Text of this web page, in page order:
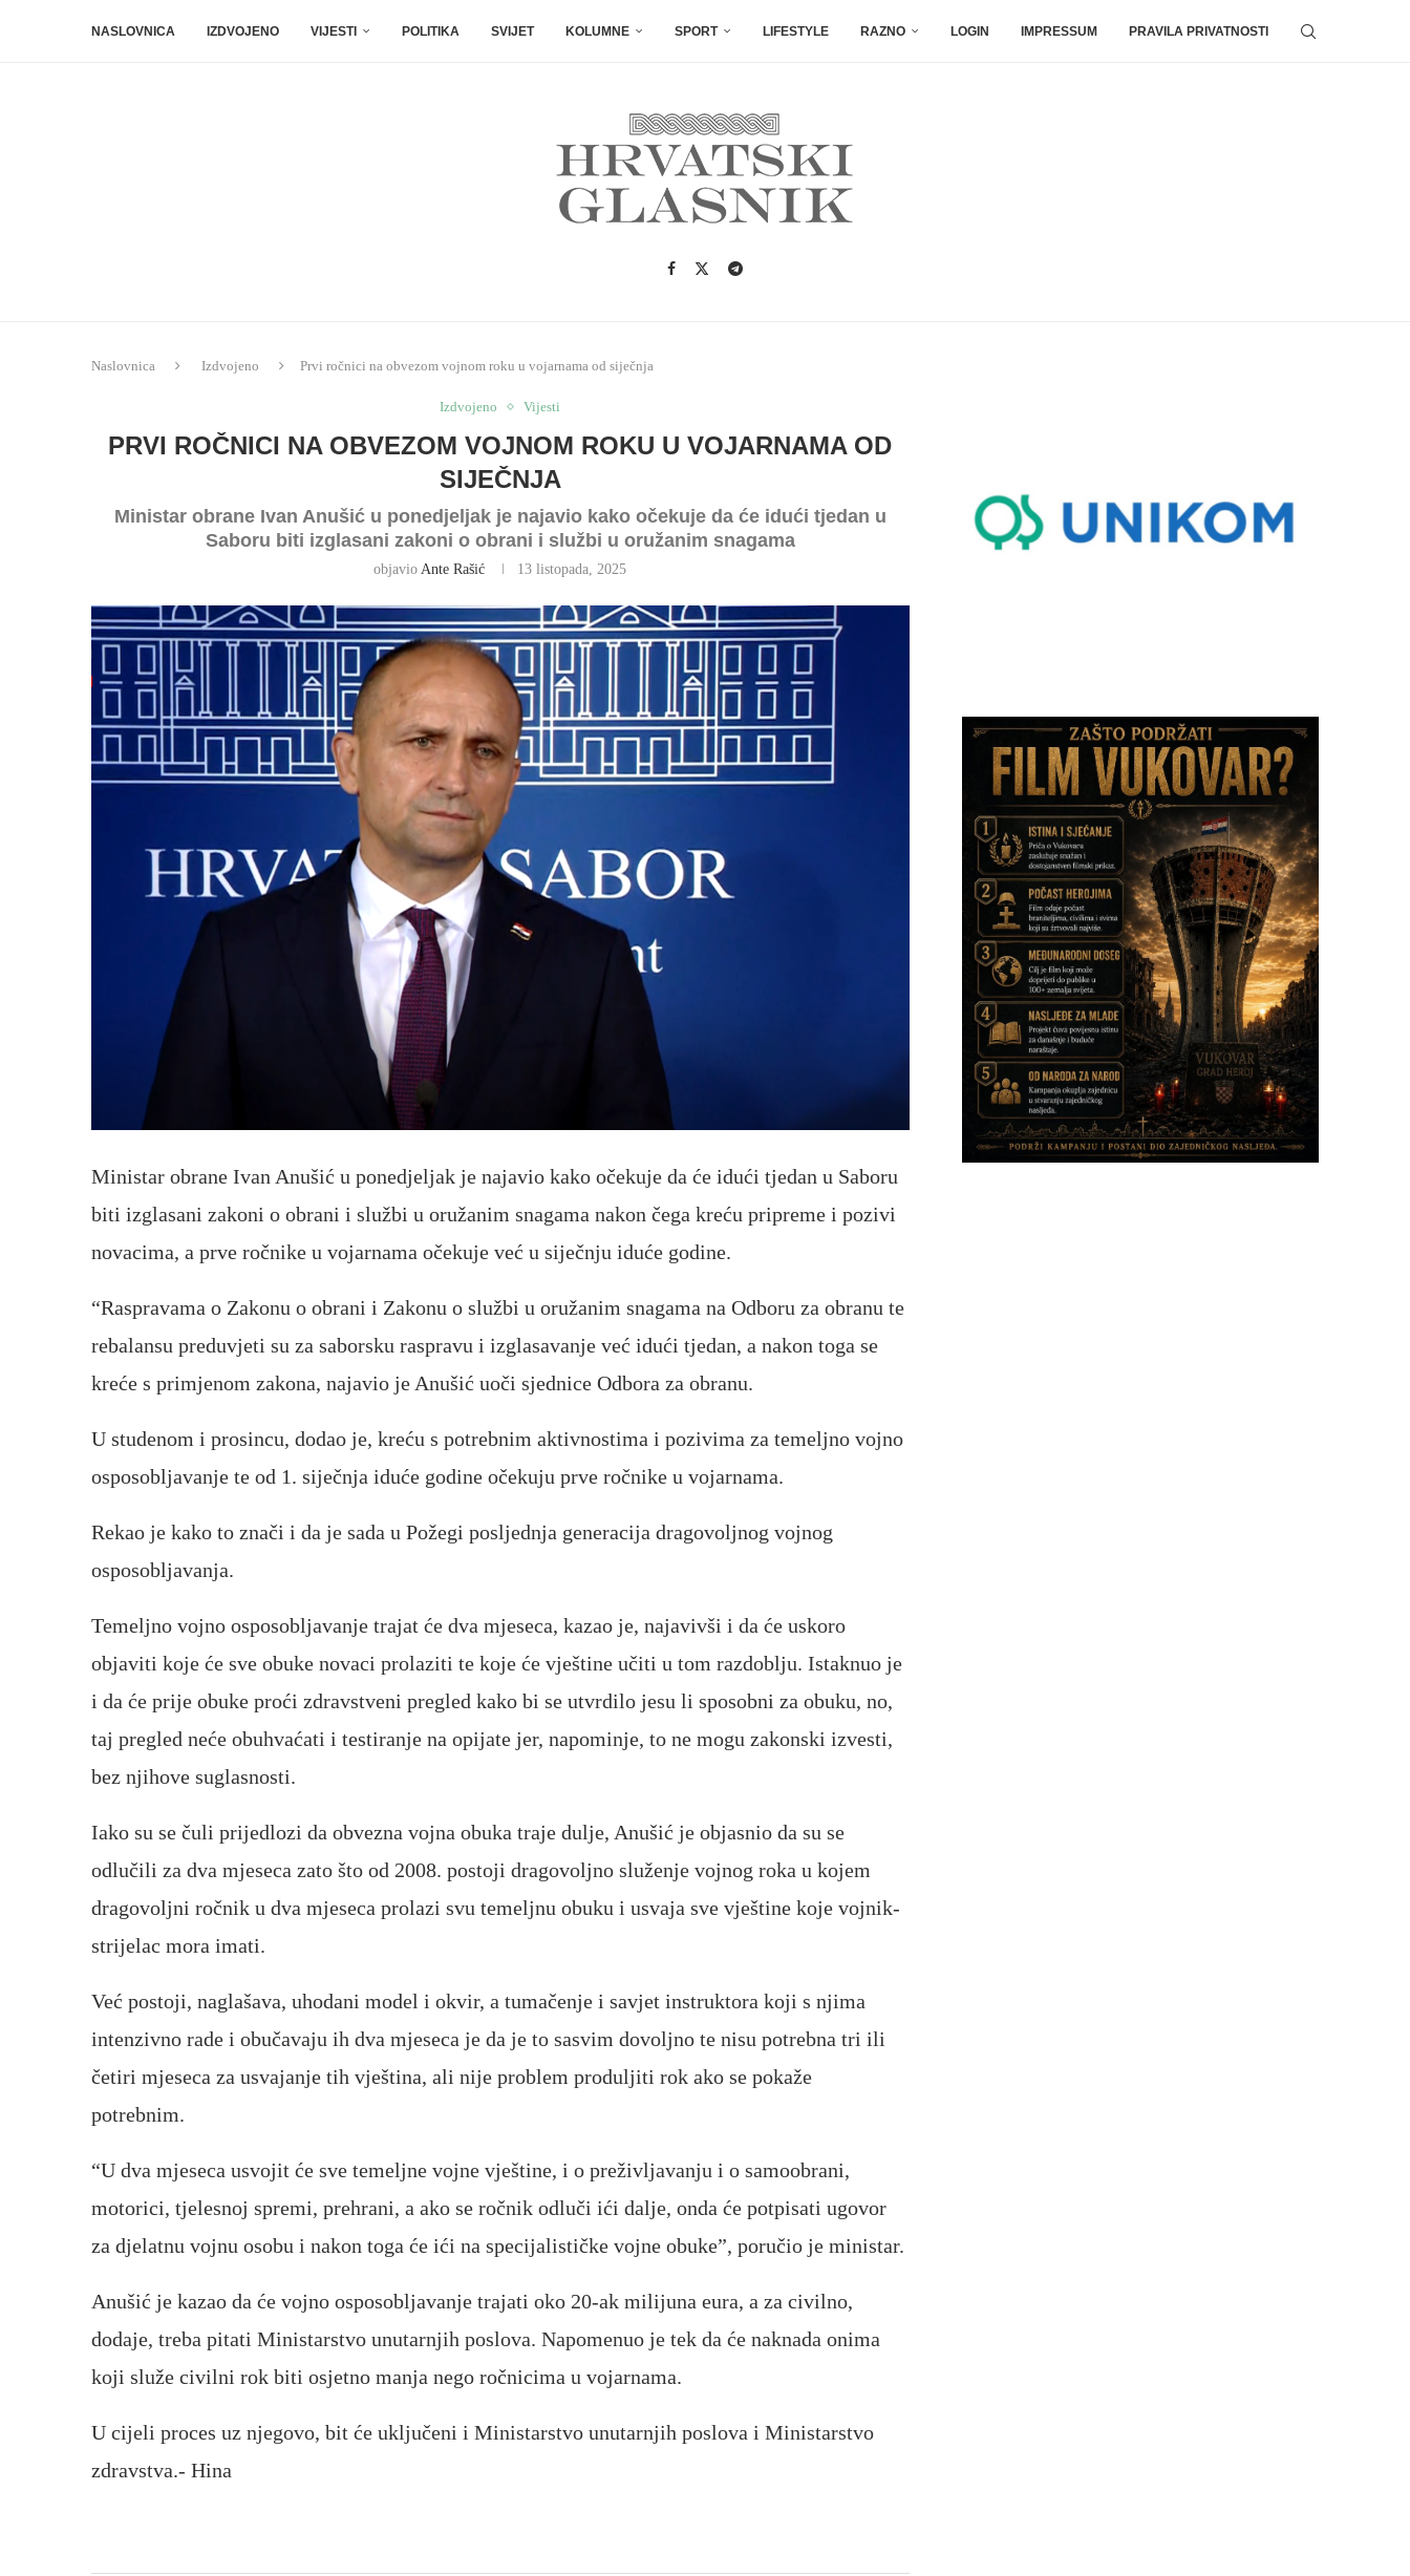
NASLOVNICA IZDVOJENO VIJESTI POLITIKA SVIJET KOLUMNE SPORT LIFESTYLE RAZNO LOGIN IMPRESSUM PRAVILA PRIVATNOSTI
Naslovnica Izdvojeno Prvi ročnici na obvezom vojnom roku u vojarnama od siječnja
Izdvojeno Vijesti
PRVI ROČNICI NA OBVEZOM VOJNOM ROKU U VOJARNAMA OD
SIJEČNJA
Ministar obrane Ivan Anušić u ponedjeljak je najavio kako očekuje da će idući tjedan u
Saboru biti izglasani zakoni o obrani i službi u oružanim snagama
objavioAnte Rašić 13 listopada, 2025
Ministar obrane Ivan Anušić u ponedjeljak je najavio kako očekuje da će idući tjedan u Saboru
biti izglasani zakoni o obrani i službi u oružanim snagama nakon čega kreću pripreme i pozivi
novacima, a prve ročnike u vojarnama očekuje već u siječnju iduće godine.
“Raspravama o Zakonu o obrani i Zakonu o službi u oružanim snagama na Odboru za obranu te
rebalansu preduvjeti su za saborsku raspravu i izglasavanje već idući tjedan, a nakon toga se
kreće s primjenom zakona, najavio je Anušić uoči sjednice Odbora za obranu.
U studenom i prosincu, dodao je, kreću s potrebnim aktivnostima i pozivima za temeljno vojno
osposobljavanje te od 1. siječnja iduće godine očekuju prve ročnike u vojarnama.
Rekao je kako to znači i da je sada u Požegi posljednja generacija dragovoljnog vojnog
osposobljavanja.
Temeljno vojno osposobljavanje trajat će dva mjeseca, kazao je, najavivši i da će uskoro
objaviti koje će sve obuke novaci prolaziti te koje će vještine učiti u tom razdoblju. Istaknuo je
i da će prije obuke proći zdravstveni pregled kako bi se utvrdilo jesu li sposobni za obuku, no,
taj pregled neće obuhvaćati i testiranje na opijate jer, napominje, to ne mogu zakonski izvesti,
bez njihove suglasnosti.
Iako su se čuli prijedlozi da obvezna vojna obuka traje dulje, Anušić je objasnio da su se
odlučili za dva mjeseca zato što od 2008. postoji dragovoljno služenje vojnog roka u kojem
dragovoljni ročnik u dva mjeseca prolazi svu temeljnu obuku i usvaja sve vještine koje vojnik-
strijelac mora imati.
Već postoji, naglašava, uhodani model i okvir, a tumačenje i savjet instruktora koji s njima
intenzivno rade i obučavaju ih dva mjeseca je da je to sasvim dovoljno te nisu potrebna tri ili
četiri mjeseca za usvajanje tih vještina, ali nije problem produljiti rok ako se pokaže
potrebnim.
“U dva mjeseca usvojit će sve temeljne vojne vještine, i o preživljavanju i o samoobrani,
motorici, tjelesnoj spremi, prehrani, a ako se ročnik odluči ići dalje, onda će potpisati ugovor
za djelatnu vojnu osobu i nakon toga će ići na specijalističke vojne obuke”, poručio je ministar.
Anušić je kazao da će vojno osposobljavanje trajati oko 20-ak milijuna eura, a za civilno,
dodaje, treba pitati Ministarstvo unutarnjih poslova. Napomenuo je tek da će naknada onima
koji služe civilni rok biti osjetno manja nego ročnicima u vojarnama.
U cijeli proces uz njegovo, bit će uključeni i Ministarstvo unutarnjih poslova i Ministarstvo
zdravstva.- Hina